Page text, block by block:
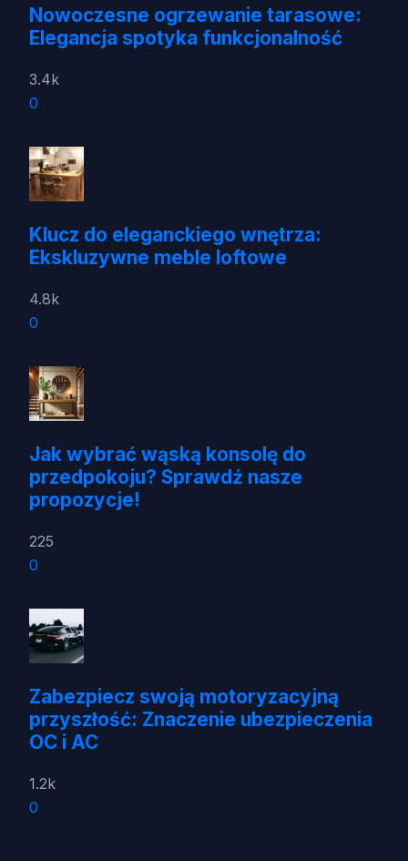
Nowoczesne ogrzewanie tarasowe:
Elegancja spotyka funkcjonalność
3.4k
0
Klucz do eleganckiego wnętrza:
Ekskluzywne meble loftowe
4.8k
0
Jak wybrać wąską konsolę do
przedpokoju? Sprawdź nasze
propozycje!
225
0
Zabezpiecz swoją motoryzacyjną
przyszłość: Znaczenie ubezpieczenia
OC i AC
1.2k
0